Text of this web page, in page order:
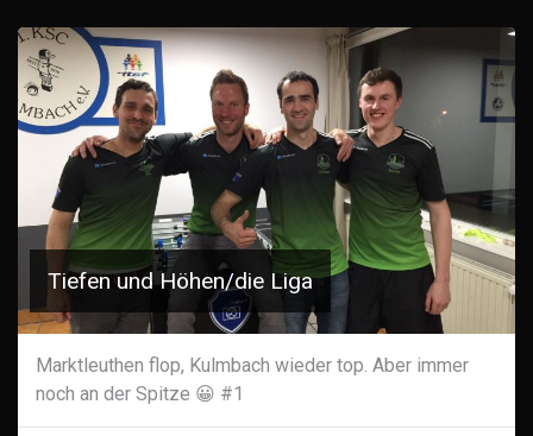
Tiefen und Höhen/die Liga
Marktleuthen flop, Kulmbach wieder top. Aber immer
noch an der Spitze 😀 #1